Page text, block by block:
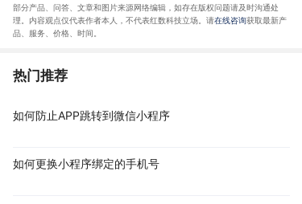
部分产品、问答 、文章和图片来源网络编辑，如存在版权问题请及时沟通处
理。内容观点仅代表作者本人，不代表红数科技立场。请在线咨询获取最新产
品、服务、价格、时间
热门推荐
如何防止APP跳转到微信小程序
如何更换小程序绑定的手机号